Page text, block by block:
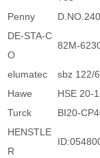
Penny
DE-STA-C
O
82M-
elumatec
sbz 122/
Hawe
HSE 20-
Turck
BI20-
HENSTLE
R